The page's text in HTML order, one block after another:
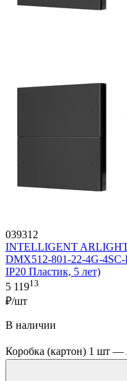
039312
INTELLIGENT
DMX512-801-22-4G-
IP20 Пластик, 5 лет)
5 11913
₽/шт
В наличии
Коробка (картон) 1 шт —